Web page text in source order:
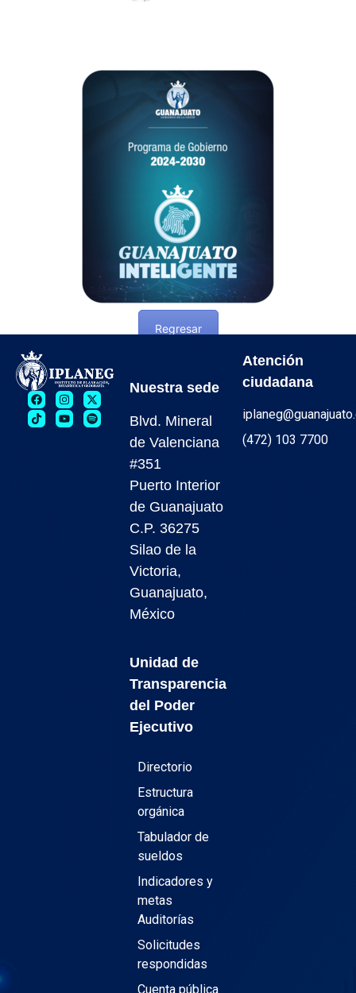
Regresar
Nuestra sede
Blvd. Mineral
de Valenciana
#351
Puerto Interior
de Guanajuato
C.P. 36275
Silao de la
Victoria,
Guanajuato,
México
Unidad de
Transparencia
del Poder
Ejecutivo
Directorio
Estructura
orgánica
Tabulador de
sueldos
Indicadores y
metas
Auditorías
Solicitudes
respondidas
Cuenta pública
Atención
ciudadana
(472) 103 7700